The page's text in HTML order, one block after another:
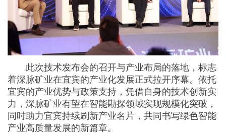
此次技术发布会的召开与产业布局的落地，标志
着深脉矿业在宜宾的产业化发展正式拉开序幕。依托
宜宾的产业优势与政策支持，凭借自身的技术创新实
力，深脉矿业有望在智能勘探领域实现规模化突破，
同时助力宜宾持续刷新产业名片，共同书写绿色智能
产业高质量发展的新篇章。